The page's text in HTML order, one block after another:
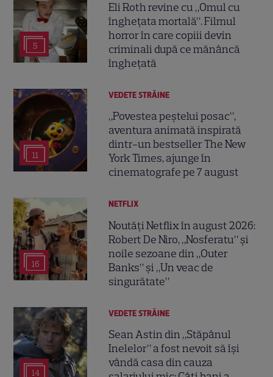
5
Eli Roth revine cu „Omul cu
înghețata mortală”. Filmul
horror în care copiii devin
criminali după ce mănâncă
înghețată
11
VEDETE STRĂINE
„Povestea peștelui posac”,
aventura animată inspirată
dintr-un bestseller The New
York Times, ajunge în
cinematografe pe 7 august
16
NETFLIX
Noutăți Netflix în august 2026:
Robert De Niro, „Nosferatu” și
noile sezoane din „Outer
Banks” și „Un veac de
singurătate”
14
VEDETE STRĂINE
Sean Astin din „Stăpânul
Inelelor” a fost nevoit să își
vândă casa din cauza